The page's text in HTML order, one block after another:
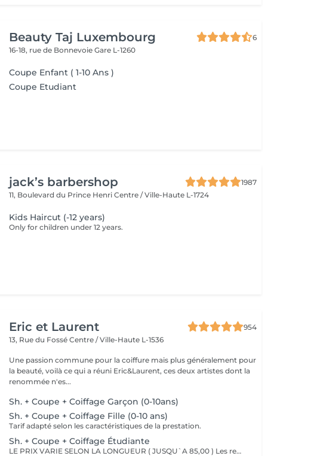
Beauty Taj Luxembourg
6
16-18, rue de BonnevoieGare L-1260
Coupe Enfant ( 1-10 Ans )
Coupe Etudiant
jack’s barbershop
1987
11, Boulevard du Prince HenriCentre / Ville-Haute L-1724
Kids Haircut (-12 years)
Only for children under 12 years.
Eric et Laurent
954
13, Rue du FosséCentre / Ville-Haute L-1536
Une passion commune pour la coiffure mais plus généralement pour
la beauté, voilà ce qui a réuni Eric&Laurent, ces deux artistes dont la
renommée n'es...
Sh. + Coupe + Coiffage Garçon (0-10ans)
Sh. + Coupe + Coiffage Fille (0-10 ans)
Tarif adapté selon les caractéristiques de la prestation.
Sh. + Coupe + Coiffage Étudiante
LE PRIX VARIE SELON LA LONGUEUR ( JUSQU`A 85,00 ) Les remises sont valables uniquement mardi-mercredi-jeudi sur les prestations couleur, toner et balayage (-10%)